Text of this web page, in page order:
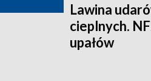
Lawina
cieplnych.
upałów